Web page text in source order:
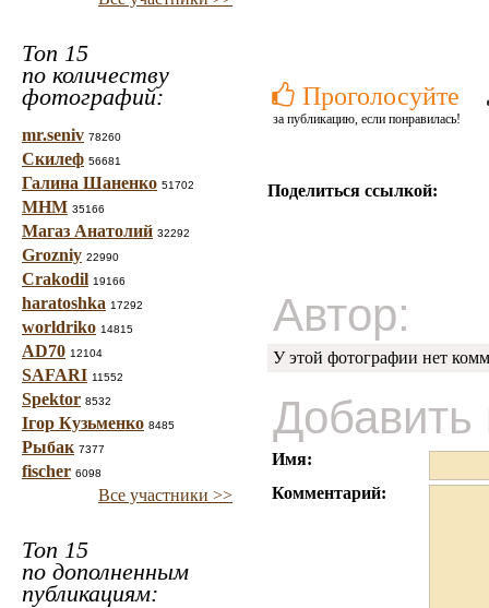
Топ 15
по количеству
фотографий:
mr.seniv 78260
Скилеф 56681
Галина Шаненко 51702
МНМ 35166
Магаз Анатолий 32292
Grozniy 22990
Crakodil 19166
haratoshka 17292
worldriko 14815
AD70 12104
SAFARI 11552
Spektor 8532
Ігор Кузьменко 8485
Рыбак 7377
fischer 6098
Все участники >>
Топ 15
по дополненным
публикациям:
Проголосуйте
за публикацию, если понравилась!
Поделиться ссылкой:
Автор:
У этой фотографии нет
Имя:
Комментарий: